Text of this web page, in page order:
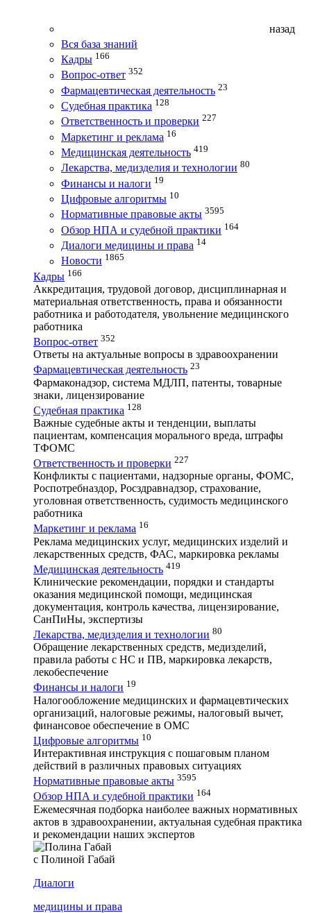
назад
Вся база знаний
Кадры 166
Вопрос-ответ 352
Фармацевтическая деятельность 23
Судебная практика 128
Ответственность и проверки 227
Маркетинг и реклама 16
Медицинская деятельность 419
Лекарства, медизделия и технологии 80
Финансы и налоги 19
Цифровые алгоритмы 10
Нормативные правовые акты 3595
Обзор НПА и судебной практики 164
Диалоги медицины и права 14
Новости 1865
Кадры 166
Аккредитация, трудовой договор, дисциплинарная и
материальная ответственность, права и обязанности
работника и работодателя, увольнение медицинского
работника
Вопрос-ответ 352
Ответы на актуальные вопросы в здравоохранении
Фармацевтическая деятельность 23
Фармаконадзор, система МДЛП, патенты, товарные
знаки, лицензирование
Судебная практика 128
Важные судебные акты и тенденции, выплаты
пациентам, компенсация морального вреда, штрафы
ТФОМС
Ответственность и проверки 227
Конфликты с пациентами, надзорные органы, ФОМС,
Роспотребназдор, Росздравнадзор, страхование,
уголовная ответственность, судимость медицинского
работника
Маркетинг и реклама 16
Реклама медицинских услуг, медицинских изделий и
лекарственных средств, ФАС, маркировка рекламы
Медицинская деятельность 419
Клинические рекомендации, порядки и стандарты
оказания медицинской помощи, медицинская
документация, контроль качества, лицензирование,
СанПиНы, экспертизы
Лекарства, медизделия и технологии 80
Обращение лекарственных средств, медизделий,
правила работы с НС и ПВ, маркировка лекарств,
лекобеспечение
Финансы и налоги 19
Налогообложение медицинских и фармацевтических
организаций, налоговые режимы, налоговый вычет,
финансовое обеспечение в ОМС
Цифровые алгоритмы 10
Интерактивная инструкция с пошаговым планом
действий в различных правовых ситуациях
Нормативные правовые акты 3595
Обзор НПА и судебной практики 164
Ежемесячная подборка наиболее важных нормативных
актов в здравоохранении, актуальная судебная практика
и рекомендации наших экспертов
с Полиной Габай
Диалоги
медицины и права